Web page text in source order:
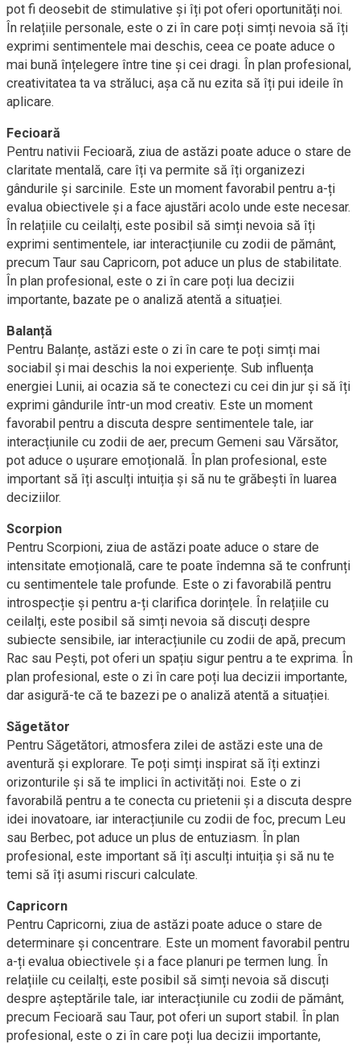
pot fi deosebit de stimulative și îți pot oferi oportunități noi.
În relațiile personale, este o zi în care poți simți nevoia să îți
exprimi sentimentele mai deschis, ceea ce poate aduce o
mai bună înțelegere între tine și cei dragi. În plan profesional,
creativitatea ta va străluci, așa că nu ezita să îți pui ideile în
aplicare.
Fecioară
Pentru nativii Fecioară, ziua de astăzi poate aduce o stare de
claritate mentală, care îți va permite să îți organizezi
gândurile și sarcinile. Este un moment favorabil pentru a-ți
evalua obiectivele și a face ajustări acolo unde este necesar.
În relațiile cu ceilalți, este posibil să simți nevoia să îți
exprimi sentimentele, iar interacțiunile cu zodii de pământ,
precum Taur sau Capricorn, pot aduce un plus de stabilitate.
În plan profesional, este o zi în care poți lua decizii
importante, bazate pe o analiză atentă a situației.
Balanță
Pentru Balanțe, astăzi este o zi în care te poți simți mai
sociabil și mai deschis la noi experiențe. Sub influența
energiei Lunii, ai ocazia să te conectezi cu cei din jur și să îți
exprimi gândurile într-un mod creativ. Este un moment
favorabil pentru a discuta despre sentimentele tale, iar
interacțiunile cu zodii de aer, precum Gemeni sau Vărsător,
pot aduce o ușurare emoțională. În plan profesional, este
important să îți asculți intuiția și să nu te grăbești în luarea
deciziilor.
Scorpion
Pentru Scorpioni, ziua de astăzi poate aduce o stare de
intensitate emoțională, care te poate îndemna să te confrunți
cu sentimentele tale profunde. Este o zi favorabilă pentru
introspecție și pentru a-ți clarifica dorințele. În relațiile cu
ceilalți, este posibil să simți nevoia să discuți despre
subiecte sensibile, iar interacțiunile cu zodii de apă, precum
Rac sau Pești, pot oferi un spațiu sigur pentru a te exprima. În
plan profesional, este o zi în care poți lua decizii importante,
dar asigură-te că te bazezi pe o analiză atentă a situației.
Săgetător
Pentru Săgetători, atmosfera zilei de astăzi este una de
aventură și explorare. Te poți simți inspirat să îți extinzi
orizonturile și să te implici în activități noi. Este o zi
favorabilă pentru a te conecta cu prietenii și a discuta despre
idei inovatoare, iar interacțiunile cu zodii de foc, precum Leu
sau Berbec, pot aduce un plus de entuziasm. În plan
profesional, este important să îți asculți intuiția și să nu te
temi să îți asumi riscuri calculate.
Capricorn
Pentru Capricorni, ziua de astăzi poate aduce o stare de
determinare și concentrare. Este un moment favorabil pentru
a-ți evalua obiectivele și a face planuri pe termen lung. În
relațiile cu ceilalți, este posibil să simți nevoia să discuți
despre așteptările tale, iar interacțiunile cu zodii de pământ,
precum Fecioară sau Taur, pot oferi un suport stabil. În plan
profesional, este o zi în care poți lua decizii importante,